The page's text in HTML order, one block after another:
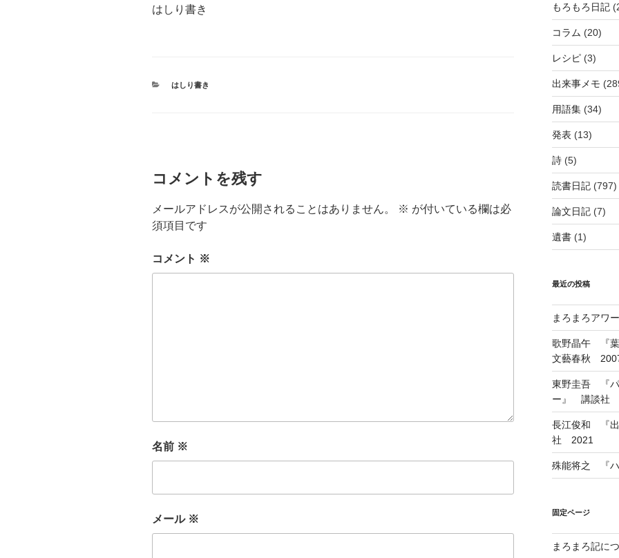
はしり書き
カ
はしり書き
コメントを残す
メールアドレスが公開されることはありません。 ※ が付いている欄は必
須項目です
コメント ※
名前 ※
メール ※
もろもろ日記
コラム (20)
レシピ(3)
出来事メモ
用語集(34)
発表 (13)
詩(5)
読書日記(797)
論文日記(7)
遺書(1)
最近の投稿
まろまろアワ
歌野晶午 『
文藝春秋
東野圭吾 『パ
ー』 講談社
長江俊和 『
社 2021
殊能将之 『
固定ページ
まろまろ記に